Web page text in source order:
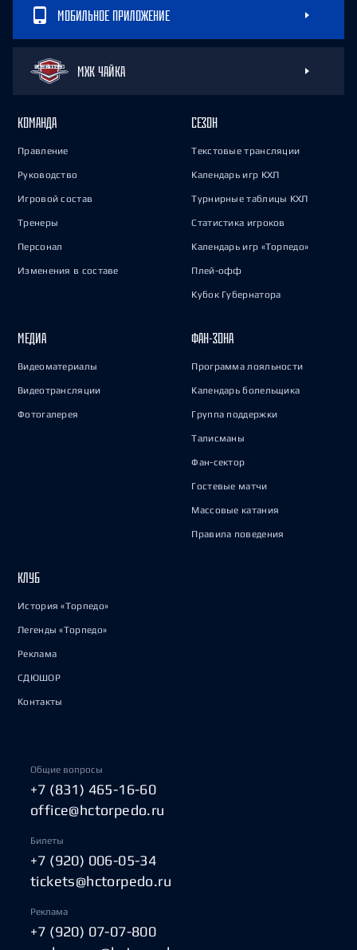
МОБИЛЬНОЕ ПРИЛОЖЕНИЕ
МХК ЧАЙКА
КОМАНДА
Правление
Руководство
Игровой состав
Тренеры
Персонал
Изменения в составе
СЕЗОН
Текстовые трансляции
Календарь игр КХЛ
Турнирные таблицы КХЛ
Статистика игроков
Календарь игр «Торпедо»
Плей-офф
Кубок Губернатора
МЕДИА
Видеоматериалы
Видеотрансляции
Фотогалерея
ФАН-ЗОНА
Программа лояльности
Календарь болельщика
Группа поддержки
Талисманы
Фан-сектор
Гостевые матчи
Массовые катания
Правила поведения
КЛУБ
История «Торпедо»
Легенды «Торпедо»
Реклама
СДЮШОР
Контакты
Общие вопросы
+7 (831) 465-16-60
office@hctorpedo.ru
Билеты
+7 (920) 006-05-34
tickets@hctorpedo.ru
Реклама
+7 (920) 07-07-800